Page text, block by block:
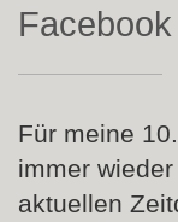
Facebook
Für meine
immer
aktuellen